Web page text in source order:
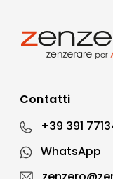
Contatti
+39 391
WhatsApp